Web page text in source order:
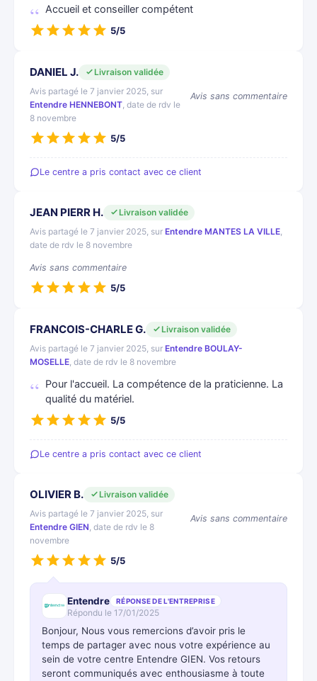
Accueil et conseiller compétent
5/5
DANIEL J.
Livraison validée
Avis partagé le 7 janvier 2025, sur
Entendre HENNEBONT, date de rdv le
8 novembre
Avis sans commentaire
5/5
Le centre a pris contact avec ce client
JEAN PIERR H.
Livraison validée
Avis partagé le 7 janvier 2025, sur Entendre MANTES LA VILLE,
date de rdv le 8 novembre
Avis sans commentaire
5/5
FRANCOIS-CHARLE G.
Livraison validée
Avis partagé le 7 janvier 2025, sur Entendre BOULAY-
MOSELLE, date de rdv le 8 novembre
Pour l'accueil. La compétence de la praticienne. La
qualité du matériel.
5/5
Le centre a pris contact avec ce client
OLIVIER B.
Livraison validée
Avis partagé le 7 janvier 2025, sur
Entendre GIEN, date de rdv le 8
novembre
Avis sans commentaire
5/5
Entendre RÉPONSE DE L'ENTREPRISE
Répondu le 17/01/2025
Bonjour, Nous vous remercions d’avoir pris le
temps de partager avec nous votre expérience au
sein de votre centre Entendre GIEN. Vos retours
seront communiqués avec enthousiasme à toute